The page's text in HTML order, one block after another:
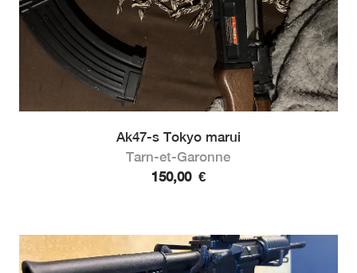
Ak47-s Tokyo marui
Tarn-et-Garonne
150,00 €